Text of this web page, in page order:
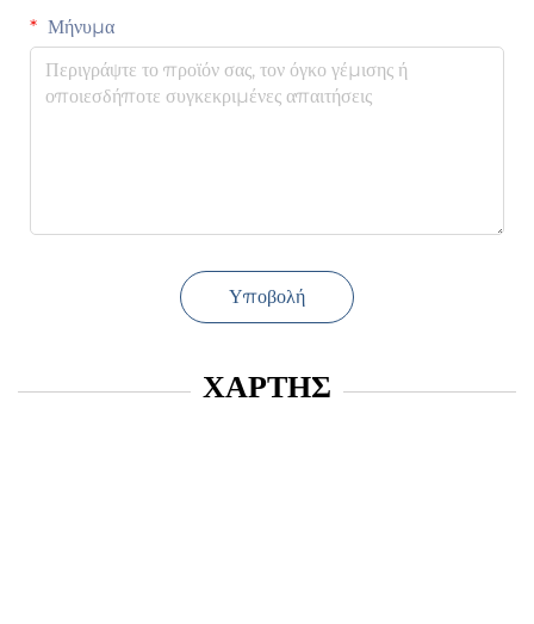
Μήνυμα
Υποβολή
ΧΑΡΤΗΣ